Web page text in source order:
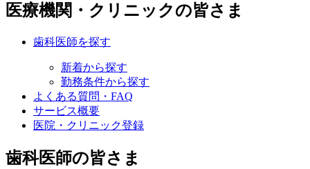
医療機関・クリニックの皆さま
歯科医師を探す
新着から探す
勤務条件から探す
よくある質問・FAQ
サービス概要
医院・クリニック登録
歯科医師の皆さま